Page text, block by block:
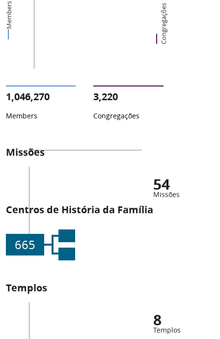
Members Congregações
1,046,270
Members
3,220
Congregações
Missões
54
Missões
Centros de História da Família
665
Templos
8
Templos